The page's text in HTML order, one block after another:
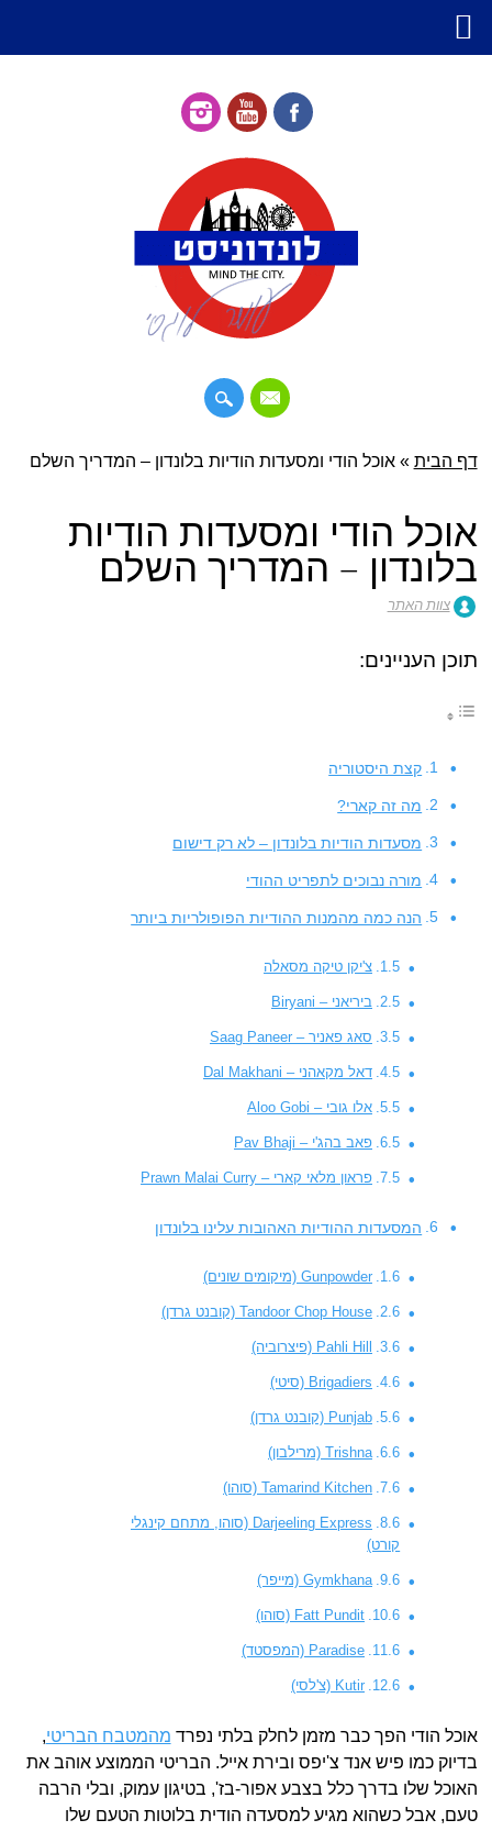
תפריט ראשי
דילוג
דף הבית »אוכל הודי ומסעדות הודיות בלונדון – המדריך השלם
אוכל הודי ומסעדות הודיות
בלונדון – המדריך השלם
צוות האתר
תוכן העניינים:
קצת היסטוריה
מה זה קארי?
מסעדות הודיות בלונדון – לא רק דישום
מורה נבוכים לתפריט ההודי
הנה כמה מהמנות ההודיות הפופולריות ביותר
צ'יקן טיקה מסאלה
ביריאני – Biryani
סאג פאניר – Saag Paneer
דאל מקאהני – Dal Makhani
אלו גובי – Aloo Gobi
פאב בהג'י – Pav Bhaji
פראון מלאי קארי – Prawn Malai Curry
המסעדות ההודיות האהובות עלינו בלונדון
Gunpowder (מיקומים שונים)
Tandoor Chop House (קובנט גרדן)
Pahli Hill (פיצרוביה)
Brigadiers (סיטי)
Punjab (קובנט גרדן)
Trishna (מרילבון)
Tamarind Kitchen (סוהו)
Darjeeling Express (סוהו, מתחם קינגלי
קורט)
Gymkhana (מייפר)
Fatt Pundit (סוהו)
Paradise (המפסטד)
Kutir (צ'לסי)
אוכל הודי הפך כבר מזמן לחלק בלתי נפרד מהמטבח הבריטי,
בדיוק כמו פיש אנד צ'יפס ובירת אייל. הבריטי הממוצע אוהב את
האוכל שלו בדרך כלל בצבע אפור-בז', בטיגון עמוק, ובלי הרבה
טעם, אבל כשהוא מגיע למסעדה הודית בלוטות הטעם שלו